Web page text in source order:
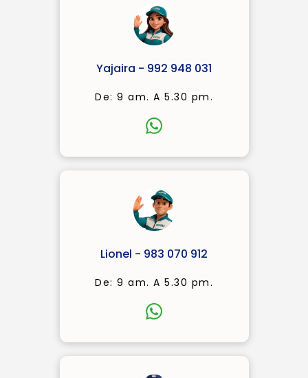
Yajaira - 992 948 031
De: 9 am. A 5.30 pm.
Lionel - 983 070 912
De: 9 am. A 5.30 pm.